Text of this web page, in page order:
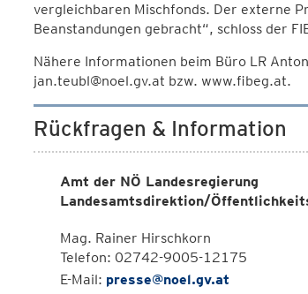
vergleichbaren Mischfonds. Der externe
Beanstandungen gebracht“, schloss der
Nähere Informationen beim Büro LR
jan.teubl@noel.gv.at bzw. www.fibeg.at.
Rückfragen & Information
Amt der NÖ Landesregierung
Landesamtsdirektion/
Mag. Rainer Hirschkorn
Telefon: 02742-9005-12175
E-Mail: presse@noel.gv.at